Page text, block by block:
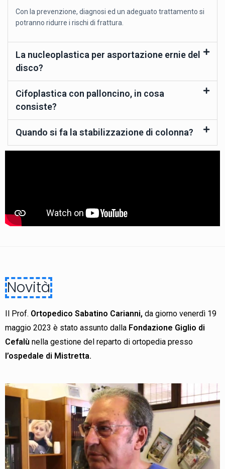
Con la prevenzione, diagnosi ed un adeguato trattamento si
potranno ridurre i rischi di frattura.
La nucleoplastica per asportazione ernie del
disco?
Cifoplastica con palloncino, in cosa
consiste?
Quando si fa la stabilizzazione di colonna?
Novità
Il Prof. Ortopedico Sabatino Carianni, da giorno venerdì 19
maggio 2023 è stato assunto dalla Fondazione Giglio di
Cefalù nella gestione del reparto di ortopedia presso
l’ospedale di Mistretta.